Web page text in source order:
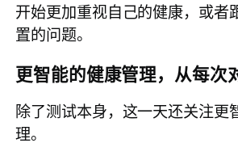
开始更加重视自己的健康，或者
置的问题。
更智能的健康管理，从每次
除了测试本身，这一天还关注更
理。